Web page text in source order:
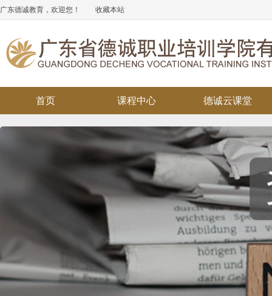
广东德诚教育，欢迎您！ 收藏本站
首页 课程中心 德诚云课堂